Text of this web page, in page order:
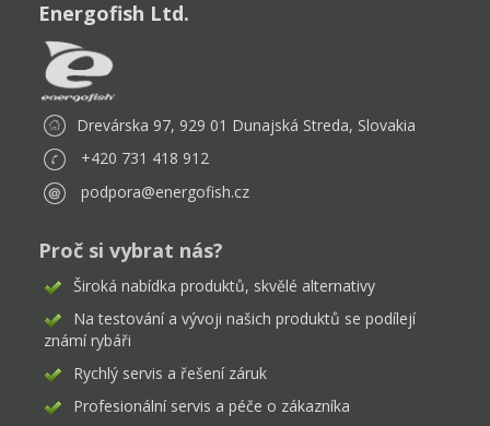
Energofish Ltd.
Drevárska 97, 929 01 Dunajská Streda, Slovakia
+420 731 418 912
podpora@energofish.cz
Proč si vybrat nás?
Široká nabídka produktů, skvělé alternativy
Na testování a vývoji našich produktů se podílejí
známí rybáři
Rychlý servis a řešení záruk
Profesionální servis a péče o zákazníka